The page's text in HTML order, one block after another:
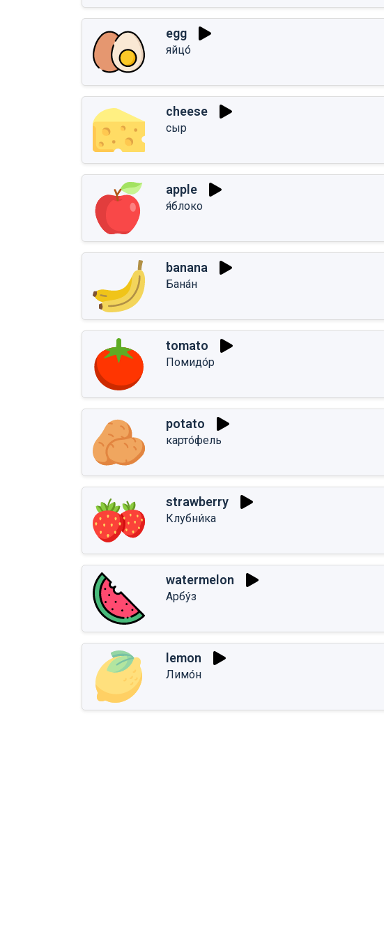
egg
яйцо́
cheese
сыр
apple
я́блоко
banana
Бана́н
tomato
Помидо́р
potato
карто́фель
strawberry
Клубни́ка
watermelon
Арбу́з
lemon
Лимо́н